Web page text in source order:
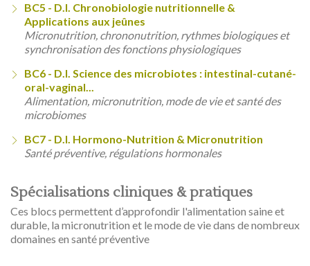
BC5 - D.I. Chronobiologie nutritionnelle &
Applications aux jeûnes
Micronutrition, chrononutrition, rythmes biologiques et
synchronisation des fonctions physiologiques
BC6 - D.I. Science des microbiotes : intestinal-cutané-
oral-vaginal...
Alimentation, micronutrition, mode de vie et santé des
microbiomes
BC7 - D.I. Hormono-Nutrition & Micronutrition
Santé préventive, régulations hormonales
Spécialisations cliniques & pratiques
Ces blocs permettent d’approfondir l'alimentation saine et
durable, la micronutrition et le mode de vie dans de nombreux
domaines en santé préventive